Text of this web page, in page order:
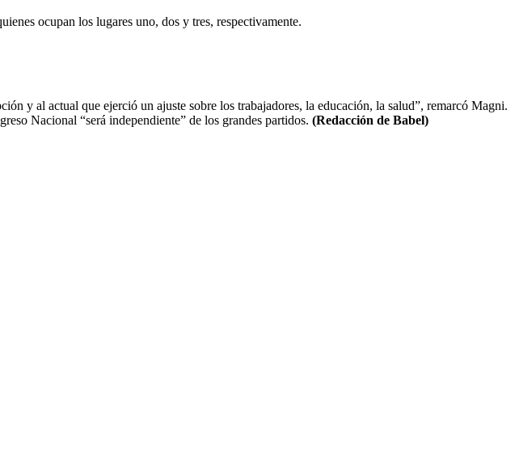
ocupan los lugares uno, dos y tres, respectivamente.
y al actual que ejerció un ajuste sobre los trabajadores, la educación, la salud”, remarcó Magni.
Nacional “será independiente” de los grandes partidos. (Redacción de Babel)